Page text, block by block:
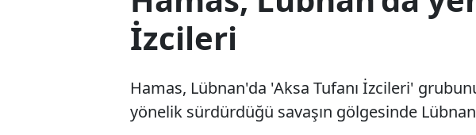
İzcileri
Hamas, Lübnan'da 'Aksa Tufanı İzcileri'
yönelik sürdürdüğü savaşın gölgesinde